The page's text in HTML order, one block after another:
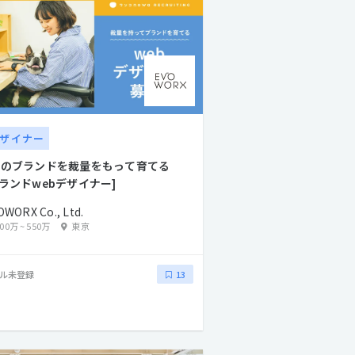
イナー
ブランドを裁量をもって育てる
ンドwebデザイナー]
Co., Ltd.
万~550万 東京
未登録 13